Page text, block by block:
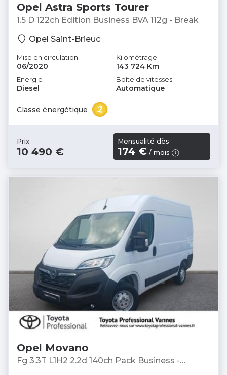
Opel Astra Sports Tourer
1.5 D 122ch Edition Business BVA 112g - Break
Opel Saint-Brieuc
Mise en circulation
06/2020
Kilométrage
143 724 Km
Energie
Diesel
Boîte de vitesses
Automatique
Classe énergétique
Prix
10 490 €
Mensualité dès
174 € / mois
Opel Movano
Fg 3.3T L1H2 2.2d 140ch Pack Business -